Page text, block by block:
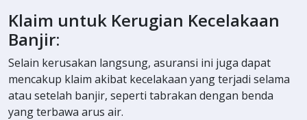
Klaim untuk Kerugian Kecelakaan
Banjir:
Selain kerusakan langsung, asuransi ini juga dapat
mencakup klaim akibat kecelakaan yang terjadi selama
atau setelah banjir, seperti tabrakan dengan benda
yang terbawa arus air.